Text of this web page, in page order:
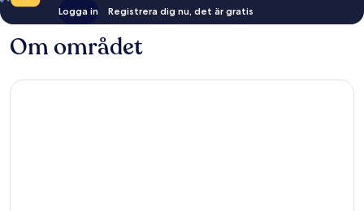
Logga in Registrera dig nu, det är gratis
Om området